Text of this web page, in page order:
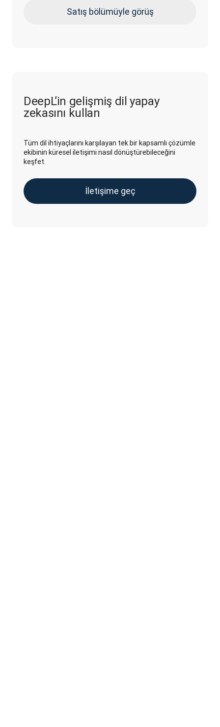
Satış bölümüyle görüş
DeepL’in gelişmiş dil yapay
zekasını kullan
Tüm dil ihtiyaçlarını karşılayan tek bir kapsamlı çözümle
ekibinin küresel iletişimi nasıl dönüştürebileceğini
keşfet.
İletişime geç